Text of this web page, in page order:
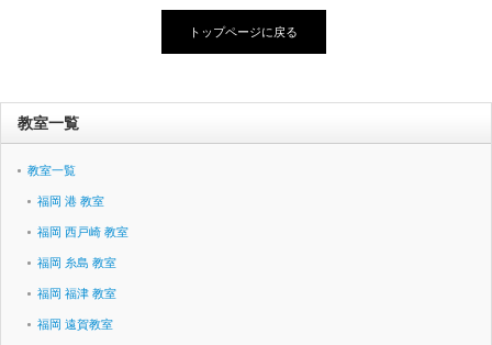
トップページに戻る
教室一覧
教室一覧
福岡 港 教室
福岡 西戸崎 教室
福岡 糸島 教室
福岡 福津 教室
福岡 遠賀教室